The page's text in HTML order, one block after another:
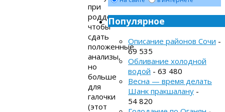
при
роддоме,
чтобы
сдать
положенные
анализы,
но
больше
для
галочки
(этот
Популярное
Описание районов Сочи -
69 535
Обливание холодной
водой - 63 480
Весна — время делать
Шанк пракшалану -
54 820